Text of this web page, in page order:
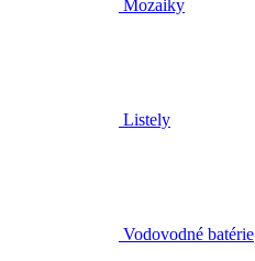
Mozaiky
Listely
Vodovodné batérie